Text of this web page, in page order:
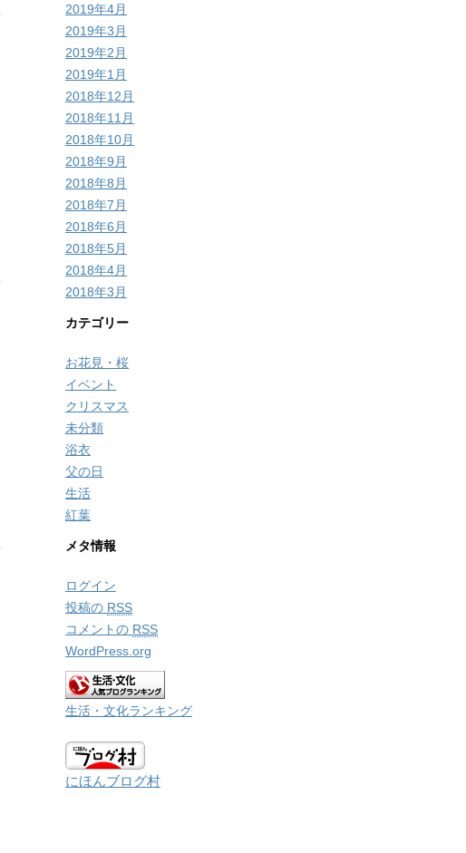
2019年4月
2019年3月
2019年2月
2019年1月
2018年12月
2018年11月
2018年10月
2018年9月
2018年8月
2018年7月
2018年6月
2018年5月
2018年4月
2018年3月
カテゴリー
お花見・桜
イベント
クリスマス
未分類
浴衣
父の日
生活
紅葉
メタ情報
ログイン
投稿の RSS
コメントの RSS
WordPress.org
生活・文化ランキング
にほんブログ村